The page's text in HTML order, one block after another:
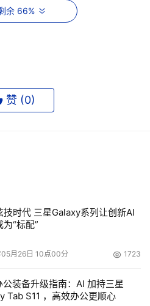
指出，这一趋势恰恰强化了
理、API安全、DDoS防护等能
无补丁，在攻击发生时实现实
全防御，筑牢AI代理时代防线
技术变革与安全挑战，单一能
以分布式算力支撑+实时安全
、优化成本，保障任务高效稳
余 66%
赞 (0)
技时代 三星Galaxy系列让创新AI
“标配”
月26日 10点00分 1723
公装备升级指南：AI 加持三星
Tab S11 ，高效办公更顺心